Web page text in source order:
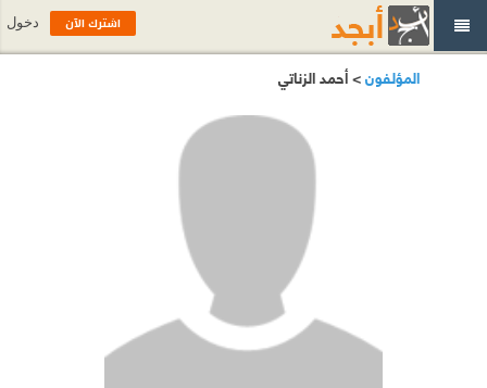
المؤلفون> أحمد الزناتي
اشترك الآن دخول